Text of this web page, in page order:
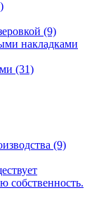
(9)
накладками
(31)
(9)
собственность.